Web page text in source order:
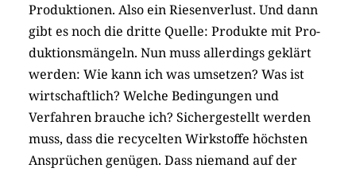
Produktionen. Also ein Riesenverlust. Und dann
gibt es noch die dritte Quelle: Produkte mit Pro-
duktionsmängeln. Nun muss allerdings geklärt
werden: Wie kann ich was umsetzen? Was ist
wirtschaftlich? Welche Bedingungen und
Verfahren brauche ich? Sichergestellt werden
muss, dass die recycelten Wirkstoffe höchsten
Ansprüchen genügen. Dass niemand auf der